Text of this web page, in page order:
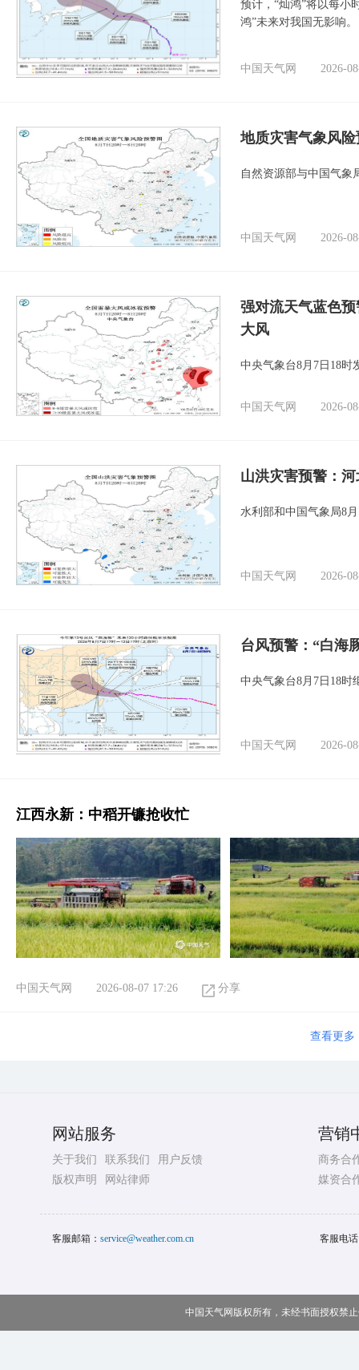
预计，“灿鸿”将以每小
鸿”未来对我国无影响。
中国天气网 2026-
地质灾害气象风
自然资源部与中国气象
中国天气网 2026-
强对流天气蓝色
大风
中央气象台8月7日18时
中国天气网 2026-
山洪灾害预警：
水利部和中国气象局8
中国天气网 2026-
台风预警：“白海
中央气象台8月7日18时
中国天气网 2026-
江西永新：中稻开镰抢收忙
中国天气网 2026-08-07 17:26 分享
查看更多
网站服务
关于我们 联系我们
用户反馈
版权声明
网站律师
营销
商务合
媒资合
客服邮箱： service@weather.com.cn 客服电
中国天气网版权所有，未经书面授权